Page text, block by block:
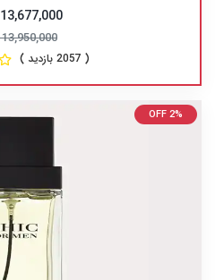
13,677,000 تومان
13,950,000 تومان
( 2057 بازدید )
OFF 2%